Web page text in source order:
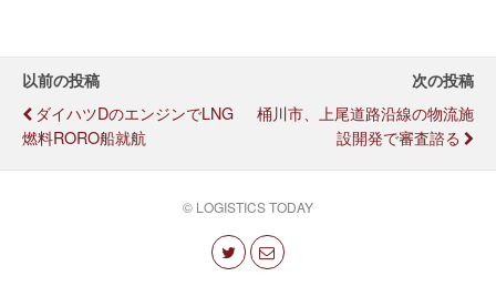
以前の投稿
ダイハツDのエンジンでLNG
燃料RORO船就航
次の投稿
桶川市、上尾道路沿線の物流施
設開発で審査諮る
© LOGISTICS TODAY